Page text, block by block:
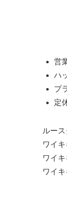
営
ハ
プ
定
ルー
ワイ
ワイ
ワイ